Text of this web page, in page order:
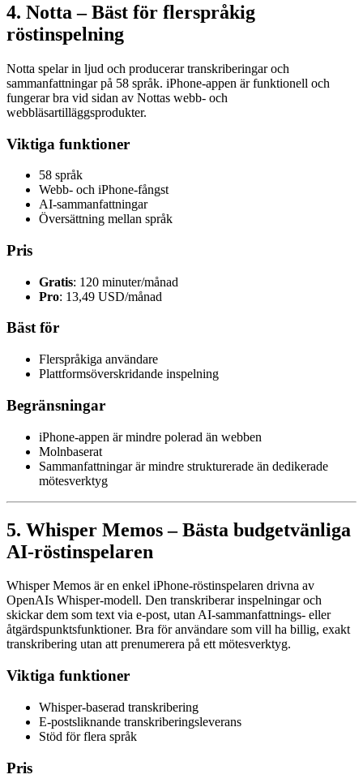
4. Notta – Bäst för flerspråkig
röstinspelning
Notta spelar in ljud och producerar transkriberingar och
sammanfattningar på 58 språk. iPhone-appen är funktionell och
fungerar bra vid sidan av Nottas webb- och
webbläsartilläggsprodukter.
Viktiga funktioner
58 språk
Webb- och iPhone-fångst
AI-sammanfattningar
Översättning mellan språk
Pris
Gratis: 120 minuter/månad
Pro: 13,49 USD/månad
Bäst för
Flerspråkiga användare
Plattformsöverskridande inspelning
Begränsningar
iPhone-appen är mindre polerad än webben
Molnbaserat
Sammanfattningar är mindre strukturerade än dedikerade
mötesverktyg
5. Whisper Memos – Bästa budgetvänliga
AI-röstinspelaren
Whisper Memos är en enkel iPhone-röstinspelaren drivna av
OpenAIs Whisper-modell. Den transkriberar inspelningar och
skickar dem som text via e-post, utan AI-sammanfattnings- eller
åtgärdspunktsfunktioner. Bra för användare som vill ha billig, exakt
transkribering utan att prenumerera på ett mötesverktyg.
Viktiga funktioner
Whisper-baserad transkribering
E-postsliknande transkriberingsleverans
Stöd för flera språk
Pris